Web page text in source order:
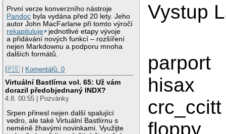
První verze konverzního nástroje
Pandoc byla vydána před 20 lety. Jeho
autor John MacFarlane při tomto výročí
rekapituluje
jednotlivé etapy vývoje
a přidávání nových funkcí – rozšíření
nejen Markdownu a podporu mnoha
dalších formátů.
|🇵🇸 | Komentářů: 0
Virtuální Bastlírna vol. 65: Už vám
dorazil předobjednaný INDX?
4.8. 00:55 | Pozvánky
Srpen přinesl nejen další spalující
vedro, ale také Virtuální Bastlírnu s
neméně žhavými novinkami. Využijte
Vystup